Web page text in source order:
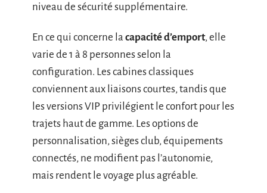
niveau de sécurité supplémentaire.
En ce qui concerne la capacité d’emport, elle
varie de 1 à 8 personnes selon la
configuration. Les cabines classiques
conviennent aux liaisons courtes, tandis que
les versions VIP privilégient le confort pour les
trajets haut de gamme. Les options de
personnalisation, sièges club, équipements
connectés, ne modifient pas l’autonomie,
mais rendent le voyage plus agréable.